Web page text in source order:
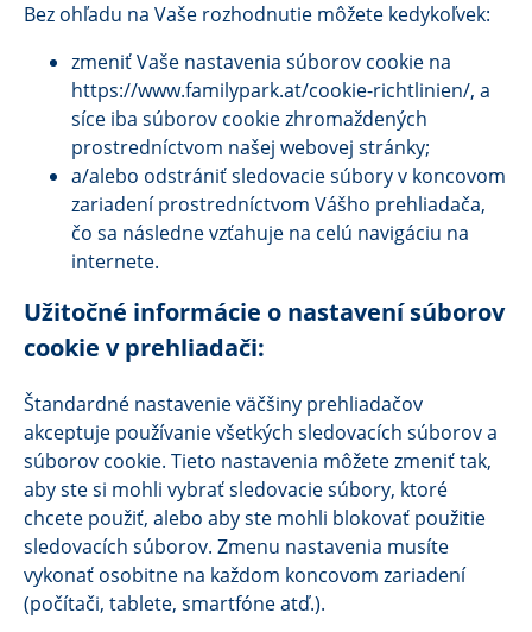
Bez ohľadu na Vaše rozhodnutie môžete kedykoľvek:
zmeniť Vaše nastavenia súborov cookie na
https://www.familypark.at/cookie-richtlinien/, a
síce iba súborov cookie zhromaždených
prostredníctvom našej webovej stránky;
a/alebo odstrániť sledovacie súbory v koncovom
zariadení prostredníctvom Vášho prehliadača,
čo sa následne vzťahuje na celú navigáciu na
internete.
Užitočné informácie o nastavení súborov
cookie v prehliadači:
Štandardné nastavenie väčšiny prehliadačov
akceptuje používanie všetkých sledovacích súborov a
súborov cookie. Tieto nastavenia môžete zmeniť tak,
aby ste si mohli vybrať sledovacie súbory, ktoré
chcete použiť, alebo aby ste mohli blokovať použitie
sledovacích súborov. Zmenu nastavenia musíte
vykonať osobitne na každom koncovom zariadení
(počítači, tablete, smartfóne atď.).